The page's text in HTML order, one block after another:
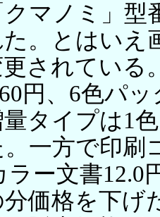
マノミ」型
。とはいえ
されている
円、6色パ
タイプは1
一方で印刷
ラー文書
分価格を下げ